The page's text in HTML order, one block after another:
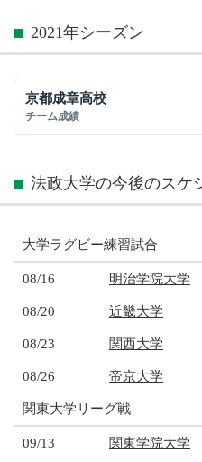
2021年シーズン
京都成章高校
チーム成績
法政大学の今後のスケ
大学ラグビー練習試合
08/16 明治学院大学
08/20 近畿大学
08/23 関西大学
08/26 帝京大学
関東大学リーグ戦
09/13 関東学院大学